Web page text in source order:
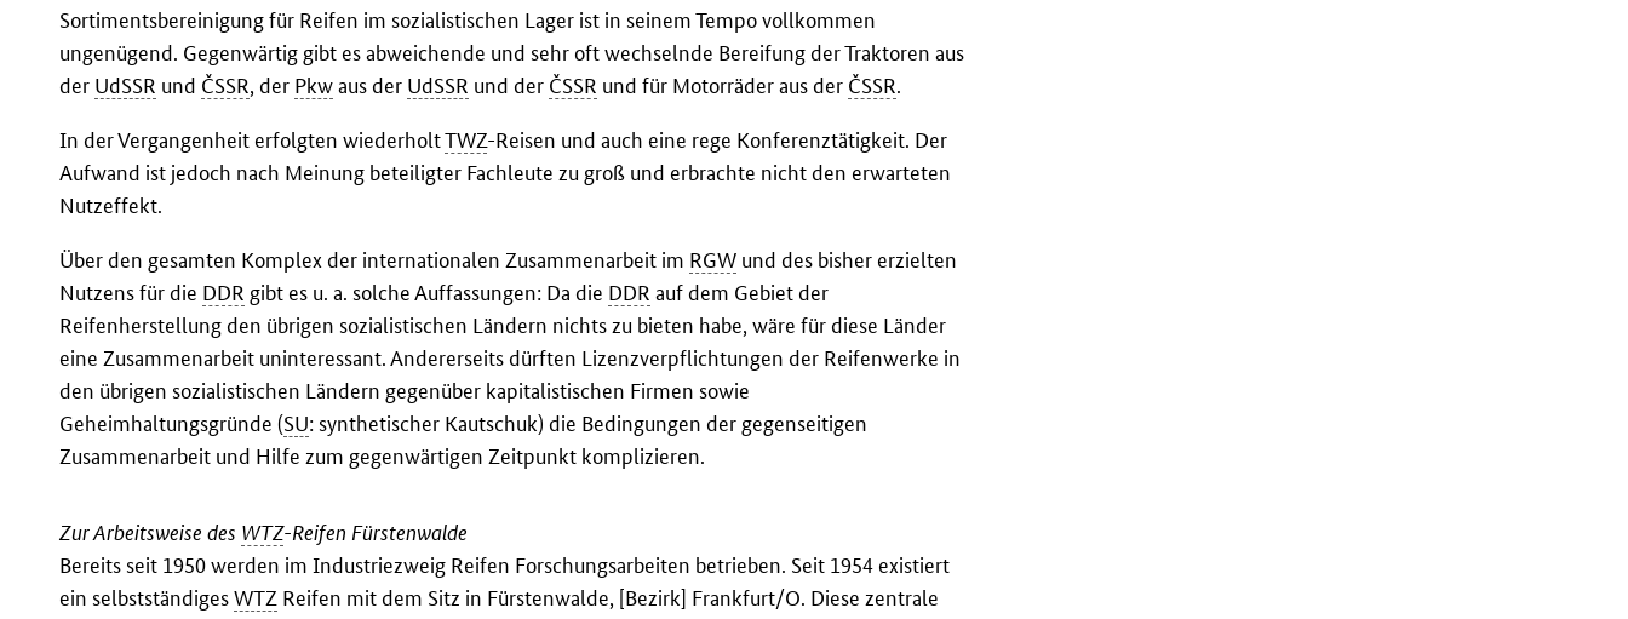
Sortimentsbereinigung für Reifen im sozialistischen Lager ist in seinem Tempo vollkommen
ungenügend. Gegenwärtig gibt es abweichende und sehr oft wechselnde Bereifung der Traktoren aus
der UdSSR und ČSSR, der Pkwaus der UdSSR und der ČSSR und für Motorräder aus der ČSSR.
In der Vergangenheit erfolgten wiederholtTWZ-Reisen und auch eine rege Konferenztätigkeit. Der
Aufwand ist jedoch nach Meinung beteiligter Fachleute zu groß und erbrachte nicht den erwarteten
Nutzeffekt.
Über den gesamten Komplex der internationalen Zusammenarbeit im RGW und des bisher erzielten
Nutzens für die DDR gibt es u. a. solche Auffassungen: Da die DDR auf dem Gebiet der
Reifenherstellung den übrigen sozialistischen Ländern nichts zu bieten habe, wäre für diese Länder
eine Zusammenarbeit uninteressant. Andererseits dürften Lizenzverpflichtungen der Reifenwerke in
den übrigen sozialistischen Ländern gegenüber kapitalistischen Firmen sowie
Geheimhaltungsgründe (SU: synthetischer Kautschuk) die Bedingungen der gegenseitigen
Zusammenarbeit und Hilfe zum gegenwärtigen Zeitpunkt komplizieren.
Zur Arbeitsweise des WTZ-Reifen Fürstenwalde
Bereits seit 1950 werden im Industriezweig Reifen Forschungsarbeiten betrieben. Seit 1954 existiert
ein selbstständigesWTZ Reifen mit dem Sitz in Fürstenwalde, [Bezirk] Frankfurt/O. Diese zentrale